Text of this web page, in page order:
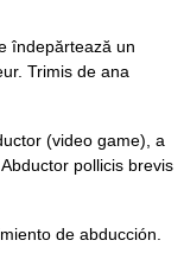
îndepărtează un
Trimis de ana
(video game), a
pollicis brevis
de abducción.